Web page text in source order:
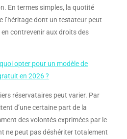
En termes simples, la quotité
l’héritage dont un testateur peut
contrevenir aux droits des
opter pour un modèle de
en 2026 ?
réservataires peut varier. Par
d’une certaine part de la
des volontés exprimées par le
ne peut pas déshériter totalement